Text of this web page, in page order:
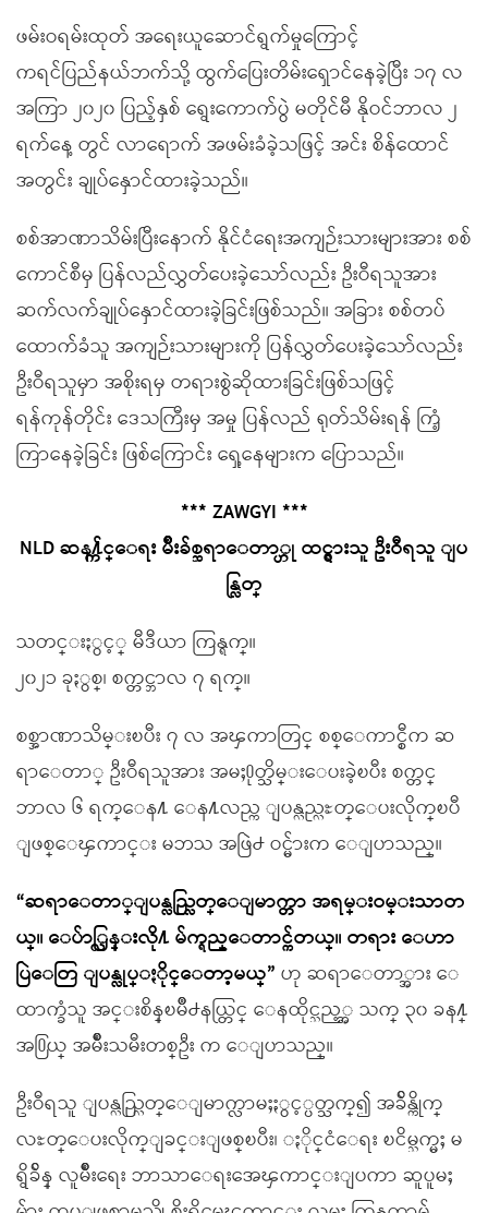
ဖမ်းဝရမ်းထုတ် အရေးယူဆောင်ရွက်မှုကြောင့်
ကရင်ပြည်နယ်ဘက်သို့ ထွက်ပြေးတိမ်းရှောင်နေခဲ့ပြီး ၁၇ လ
အကြာ ၂၀၂၀ ပြည့်နှစ် ရွေးကောက်ပွဲ မတိုင်မီ နိုဝင်ဘာလ ၂
ရက်နေ့ တွင် လာရောက် အဖမ်းခံခဲ့သဖြင့် အင်း စိန်ထောင်
အတွင်း ချုပ်နှောင်ထားခဲ့သည်။
စစ်အာဏာသိမ်းပြီးနောက် နိုင်ငံရေးအကျဉ်းသားများအား စစ်
ကောင်စီမှ ပြန်လည်လွှတ်ပေးခဲ့သော်လည်း ဦးဝီရသူအား
ဆက်လက်ချုပ်နှောင်ထားခဲ့ခြင်းဖြစ်သည်။ အခြား စစ်တပ်
ထောက်ခံသူ အကျဉ်းသားများကို ပြန်လွှတ်ပေးခဲ့သော်လည်း
ဦးဝီရသူမှာ အစိုးရမှ တရားစွဲဆိုထားခြင်းဖြစ်သဖြင့်
ရန်ကုန်တိုင်း ဒေသကြီးမှ အမှု ပြန်လည် ရုတ်သိမ်းရန် ကြံ့
ကြာနေခဲ့ခြင်း ဖြစ်ကြောင်း ရှေ့နေများက ပြောသည်။
*** ZAWGYI ***
NLD ဆန႔္က်င္ေရး မ်ိဳးခ်စ္ဆရာေတာ္ဟု ထင္ရွားသူ ဦးဝီရသူ ျပ
န္လြတ္
သတင္းႏွင့္ မီဒီယာ ကြန္ရက္။
၂၀၂၁ ခုႏွစ္၊ စက္တင္ဘာလ ၇ ရက္။
စစ္အာဏာသိမ္းၿပီး ၇ လ အၾကာတြင္ စစ္ေကာင္စီက ဆ
ရာေတာ္ ဦးဝီရသူအား အမႈ႐ုတ္သိမ္းေပးခဲ့ၿပီး စက္တင္
ဘာလ ၆ ရက္ေန႔ ေန႔လည္က ျပန္လည္လႊတ္ေပးလိုက္ၿပီ
ျဖစ္ေၾကာင္း မဘသ အဖြဲ႕ ဝင္မ်ားက ေျပာသည္။
“ဆရာေတာ္ျပန္လည္လြတ္ေျမာက္တာ အရမ္းဝမ္းသာတ
ယ္။ ေပ်ာ္လြန္းလို႔ မ်က္ရည္ေတာင္က်တယ္။ တရား ေဟာ
ပြဲေတြ ျပန္လုပ္ႏိုင္ေတာ့မယ္” ဟု ဆရာေတာ္အား ေ
ထာက္ခံသူ အင္းစိန္ၿမိဳ႕နယ္တြင္ ေနထိုင္သည့္အ သက္ ၃၀ ခန႔္
အ႐ြယ္ အမ်ိဳးသမီးတစ္ဦး က ေျပာသည္။
ဦးဝီရသူ ျပန္လည္လြတ္ေျမာက္လာမႈႏွင့္ပတ္သက္၍ အခ်ိန္ကိုက္
လႊတ္ေပးလိုက္ျခင္းျဖစ္ၿပီး၊ ႏိုင္ငံေရး ၿငိမ္သက္မႈ မ
ရွိခ်ိန္ လူမ်ိဳးေရး ဘာသာေရးအေၾကာင္းျပကာ ဆူပူမႈ